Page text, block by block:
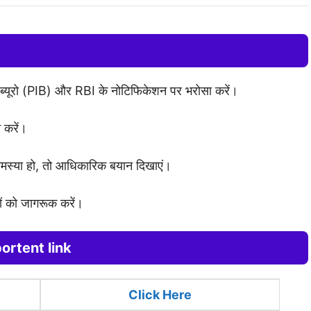
(PIB) और RBI के नोटिफिकेशन पर भरोसा करें।
करें।
हो, तो आधिकारिक बयान दिखाएं।
को जागरूक करें।
link
Click Here